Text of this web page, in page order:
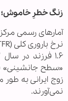
زنگ خطرِ خاموش؛
آمارهای رسمی
زوج ایرانی به
نمی‌آورند.